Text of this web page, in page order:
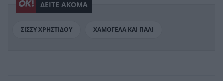
ΔΕΙΤΕ ΑΚΟΜΑ
ΣΙΣΣΥ ΧΡΗΣΤΙΔΟΥ ΧΑΜΟΓΕΛΑ ΚΑΙ ΠΑΛΙ